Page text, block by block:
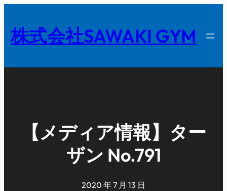
を
キ
株式会社SAWAKI GYM
【メディア情報】ター
ザン No.791
2020 年 7 月 13 日